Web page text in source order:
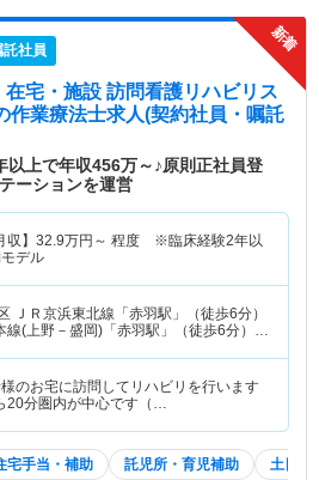
社員
宅・施設 訪問看護リハビリス
作業療法士求人(契約社員・嘱託
以上で年収456万～♪原則正社員登
ーションを運営
収】 32.9万円～ 程度 ※臨床経験2年以
デル
ＪＲ京浜東北線「赤羽駅」（徒歩6分）
線(上野－盛岡)「赤羽駅」（徒歩6分）
のお宅に訪問してリハビリを行います
20分圏内が中心です（…
宅手当・補助 託児所・育児補助 土日祝